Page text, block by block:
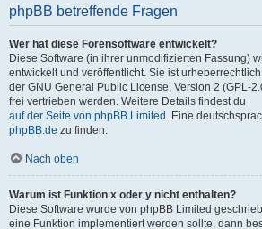
phpBB betreffende Fragen
Wer hat diese Forensoftware entwickelt?
Diese Software (in ihrer unmodifizierten Fassung)
entwickelt und veröffentlicht. Sie ist
der GNU General Public License, Version 2 (GPL-
frei vertrieben werden. Weitere Details findest du
auf der Seite von phpBB Limited . Eine
phpBB.de zu finden.
Nach oben
Warum ist Funktion x oder y nicht enthalten?
Diese Software wurde von phpBB Limited
eine Funktion implementiert werden sollte, dann